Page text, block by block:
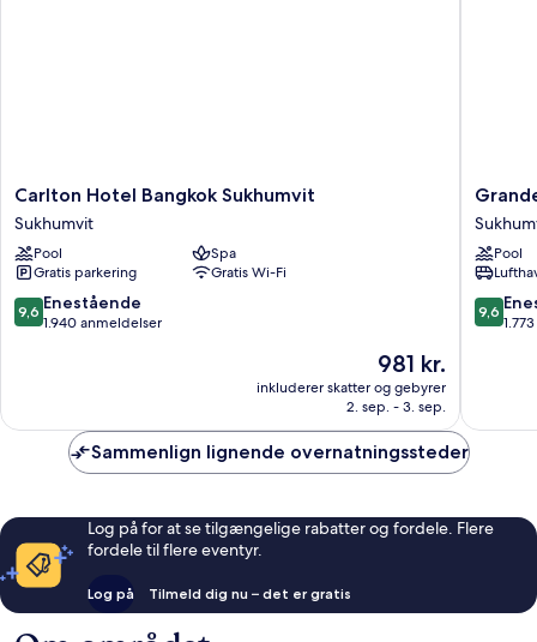
Carlton
Hotel
Bangkok
Sukhumvit
Sukhumvit
Carlton Hotel Bangkok Sukhumvit
Sukhumvit
Pool
Spa
Gratis parkering
Gratis Wi-Fi
9.6
ud
anmeldelser
9,6 Enestående
1.940 anmeldelser
Prisen
er
981 kr.
981 kr.
inkluderer skatter og gebyrer
2. sep. - 3. sep.
Grande
Centre
Point
55
Pool
9.6
ud
9,6
Sammenlign lignende overnatningssteder
Log på for at se tilgængelige rabatter og fordele. Flere
fordele til flere eventyr.
Log på Tilmeld dig nu – det er gratis